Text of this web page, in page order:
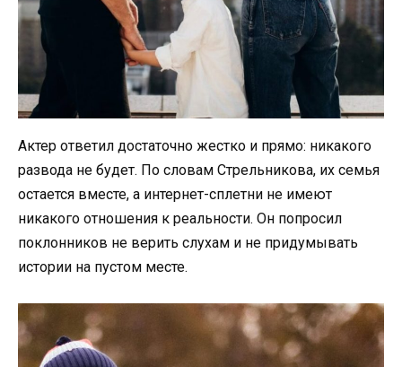
Актер ответил достаточно жестко и прямо: никакого
развода не будет. По словам Стрельникова, их семья
остается вместе, а интернет-сплетни не имеют
никакого отношения к реальности. Он попросил
поклонников не верить слухам и не придумывать
истории на пустом месте.